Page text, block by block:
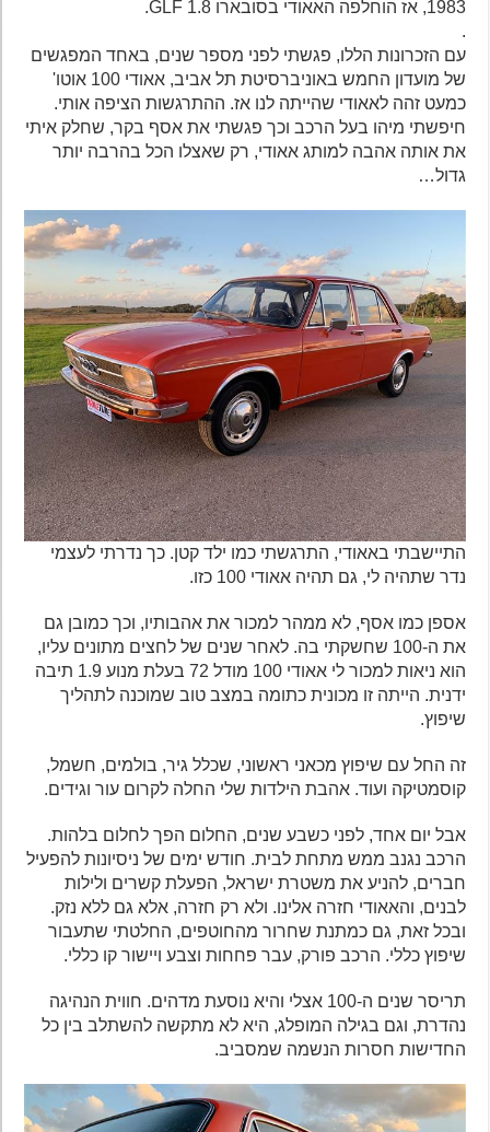
1983, אז הוחלפה האאודי בסובארו 1.8 GLF.
עם הזכרונות הללו, פגשתי לפני מספר שנים, באחד המפגשים
של מועדון החמש באוניברסיטת תל אביב, אאודי 100 אוטו'
כמעט זהה לאאודי שהייתה לנו אז. ההתרגשות הציפה אותי.
חיפשתי מיהו בעל הרכב וכך פגשתי את אסף בקר, שחלק איתי
את אותה אהבה למותג אאודי, רק שאצלו הכל בהרבה יותר
גדול…
התיישבתי באאודי, התרגשתי כמו ילד קטן. כך נדרתי לעצמי
נדר שתהיה לי, גם תהיה אאודי 100 כזו.
אספן כמו אסף, לא ממהר למכור את אהבותיו, וכך כמובן גם
את ה-100 שחשקתי בה. לאחר שנים של לחצים מתונים עליו,
הוא ניאות למכור לי אאודי 100 מודל 72 בעלת מנוע 1.9 תיבה
ידנית. הייתה זו מכונית כתומה במצב טוב שמוכנה לתהליך
שיפוץ.
זה החל עם שיפוץ מכאני ראשוני, שכלל גיר, בולמים, חשמל,
קוסמטיקה ועוד. אהבת הילדות שלי החלה לקרום עור וגידים.
אבל יום אחד, לפני כשבע שנים, החלום הפך לחלום בלהות.
הרכב נגנב ממש מתחת לבית. חודש ימים של ניסיונות להפעיל
חברים, להניע את משטרת ישראל, הפעלת קשרים ולילות
לבנים, והאאודי חזרה אלינו. ולא רק חזרה, אלא גם ללא נזק.
ובכל זאת, גם כמתנת שחרור מהחוטפים, החלטתי שתעבור
שיפוץ כללי. הרכב פורק, עבר פחחות וצבע ויישור קו כללי.
תריסר שנים ה-100 אצלי והיא נוסעת מדהים. חווית הנהיגה
נהדרת, וגם בגילה המופלג, היא לא מתקשה להשתלב בין כל
החדישות חסרות הנשמה שמסביב.